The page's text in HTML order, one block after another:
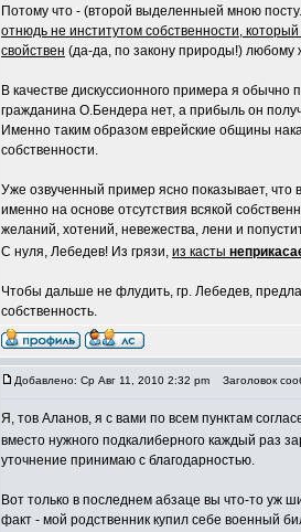
Потому что - (второй выделенныей мною
отнюдь не институтом собственности,
свойствен (да-да, по закону природы!) любому
В качестве дискуссионного примера я
гражданина О.Бендера нет, а прибыль он
Именно таким образом еврейские общины
собственности.
Уже озвученный пример ясно показывает, что
именно на основе отсутствия всякой
желаний, хотений, невежества, лени и
С нуля, Лебедев! Из грязи, из касты
Чтобы дальше не флудить, гр. Лебедев,
собственность.
Добавлено: Ср Авг 11, 2010 2:32 pm Заголовок
Я, тов Аланов, я с вами по всем пунктам
вместо нужного подкалиберного каждый раз
уточнение принимаю с благодарностью.
Вот только в последнем абзаце вы что-то уж
факт - мой родственник купил себе военный